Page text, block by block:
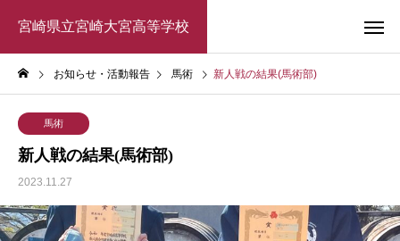
宮崎県立宮崎大宮高等学校
お知らせ・活動報告 馬術 新人戦の結果(馬術部)
馬術
新人戦の結果(馬術部)
2023.11.27